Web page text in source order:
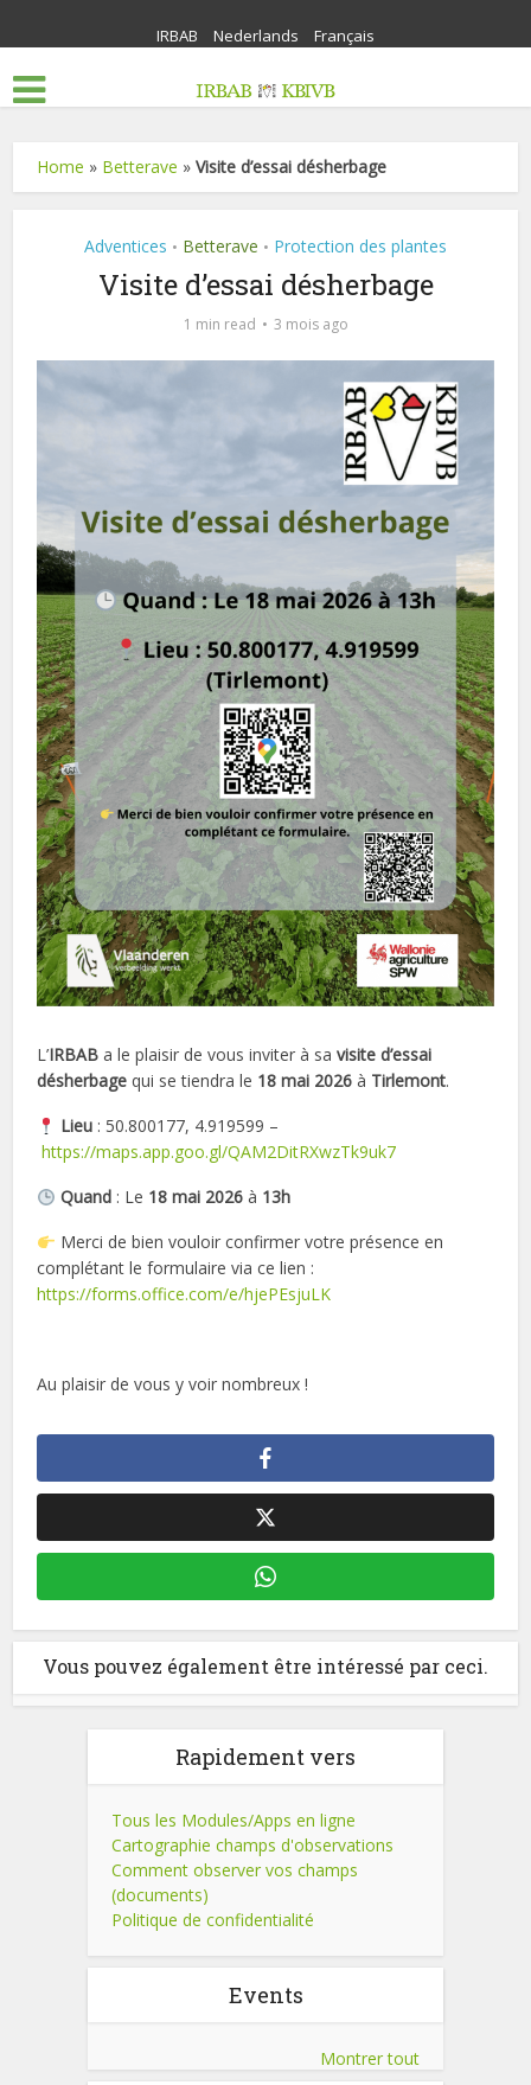
IRBAB Nederlands Français
Home » Betterave »Visite d’essai désherbage
Adventices • Betterave • Protection des plantes
Visite d’essai désherbage
1 min read 3 mois ago
L’IRBAB a le plaisir de vous inviter à savisite d’essai
désherbagequi se tiendra le 18 mai 2026 à Tirlemont.
Lieu : 50.800177, 4.919599 –
https://maps.app.goo.gl/QAM2DitRXwzTk9uk7
Quand : Le 18 mai 2026 à 13h
Merci de bien vouloir confirmer votre présence en
complétant le formulaire via ce lien :
https://forms.office.com/e/hjePEsjuLK
Au plaisir de vous y voir nombreux !
Vous pouvez également être intéressé par ceci.
Rapidement vers
Tous les Modules/Apps en ligne
Cartographie champs d'observations
Comment observer vos champs
(documents)
Politique de confidentialité
Events
Montrer tout